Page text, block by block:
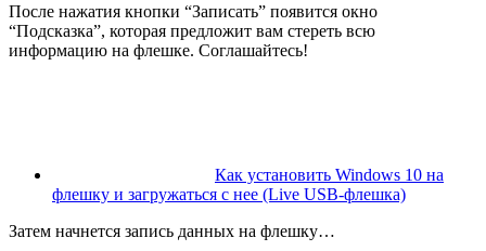
После нажатия кнопки “Записать” появится окно
“Подсказка”, которая предложит вам стереть всю
информацию на флешке. Соглашайтесь!
Как установить Windows 10 на
флешку и загружаться с нее (Live USB-флешка)
Затем начнется запись данных на флешку…